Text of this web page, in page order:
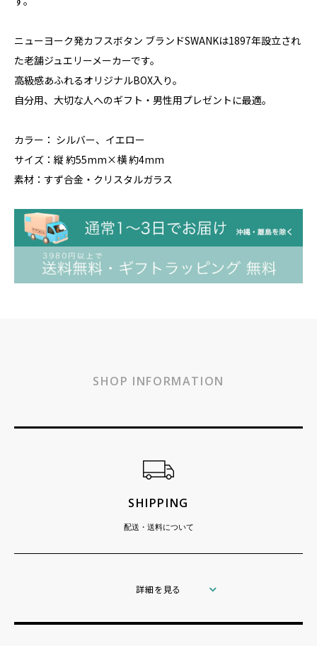
ニューヨーク発カフスボタン ブランドSWANKは1897年設立され
た老舗ジュエリーメーカーです。
高級感あふれるオリジナルBOX入り。
自分用、大切な人へのギフト・男性用プレゼントに最適。
カラー： シルバー、イエロー
サイズ：縦 約55mm×横 約4mm
素材：すず合金・クリスタルガラス
SHOP INFORMATION
SHIPPING
配送・送料について
詳細を見る